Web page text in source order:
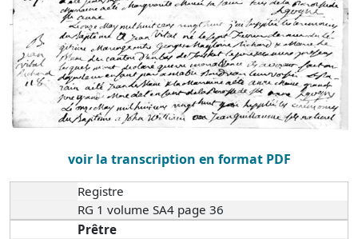
voir la transcription en format PDF
Registre
RG 1 volume SA4 page 36
Prêtre